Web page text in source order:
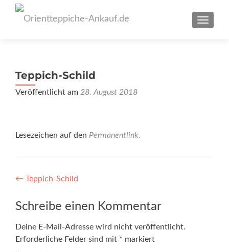
Teppich-Schild
Veröffentlicht am 28. August 2018
Lesezeichen auf den Permanentlink.
Artikel-
Navigation
← Teppich-Schild
Schreibe einen Kommentar
Deine E-Mail-Adresse wird nicht veröffentlicht.
Erforderliche Felder sind mit * markiert